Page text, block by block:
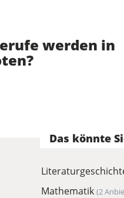
werden in
Das könnte
Mathematik(2